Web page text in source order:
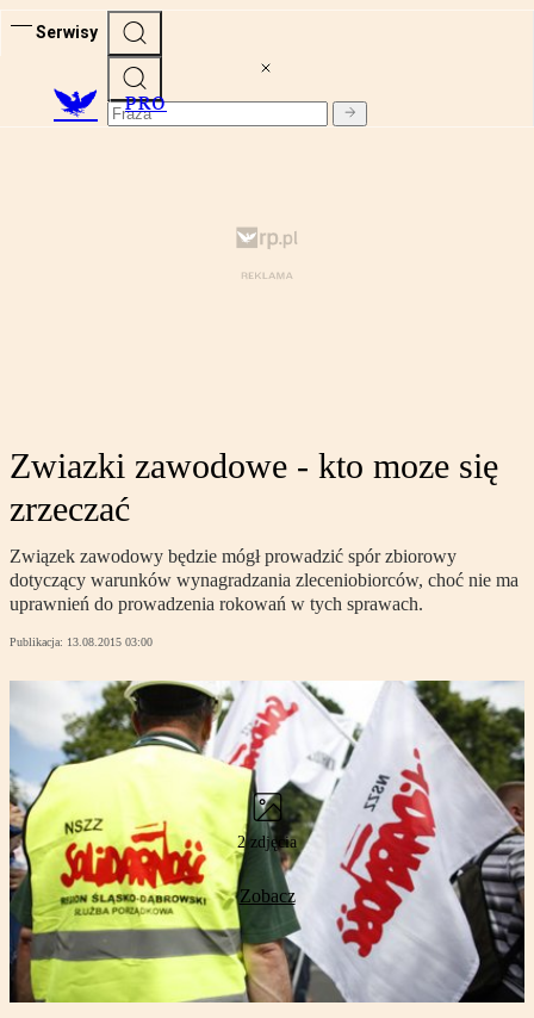
Serwisy
PRO
Zwiazki zawodowe - kto moze się
zrzeczać
Związek zawodowy będzie mógł prowadzić spór zbiorowy
dotyczący warunków wynagradzania zleceniobiorców, choć nie ma
uprawnień do prowadzenia rokowań w tych sprawach.
Publikacja: 13.08.2015 03:00
2 zdjęcia
Zobacz